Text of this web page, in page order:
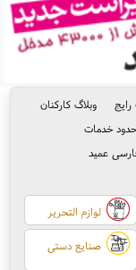
وبلاگ کارکنان
خدمات
عمید
لوازم التحریر
صنایع دستی